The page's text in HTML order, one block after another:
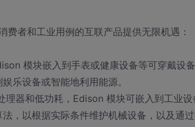
费者和工业用例的互联产品提供无限机遇：
模块嵌入到手表或健康设备等可穿戴设
乐设备或智能地利用能源。
理器和低功耗，Edison 模块可嵌入到工业
，以根据实际条件维护机械设备，以及通